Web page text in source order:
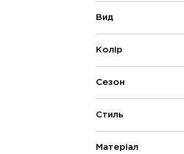
Вид
Колір
Сезон
Стиль
Матеріал